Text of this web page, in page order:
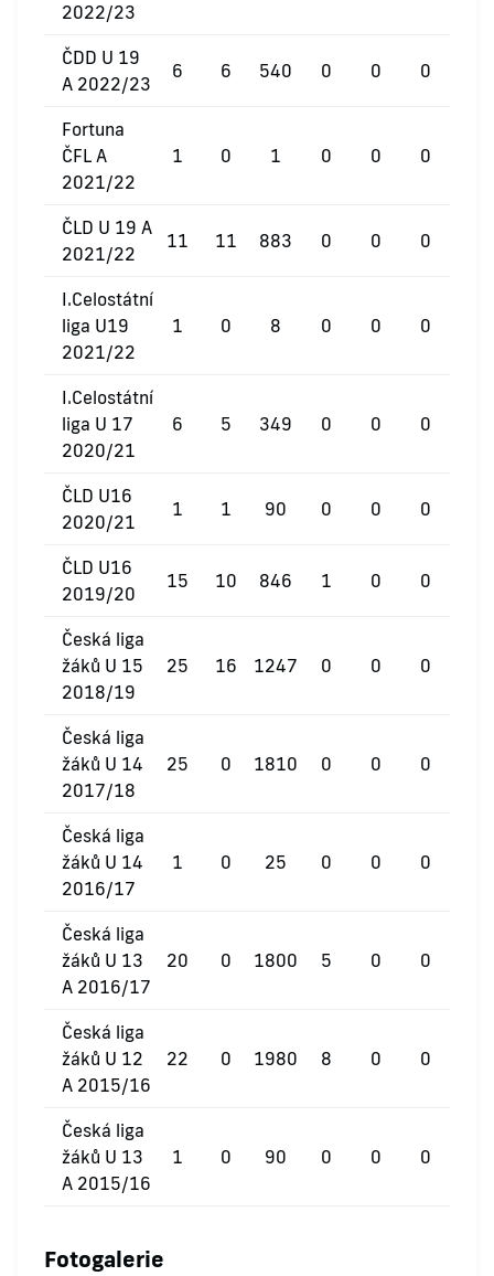
2022/23
ČDD U 19
A 2022/23
6 6 540 0 0 0
Fortuna
ČFL A
2021/22
1 0 1 0 0 0
ČLD U 19 A
2021/22
11 11 883 0 0 0
I.Celostátní
liga U19
2021/22
1 0 8 0 0 0
I.Celostátní
liga U 17
2020/21
6 5 349 0 0 0
ČLD U16
2020/21
1 1 90 0 0 0
ČLD U16
2019/20
15 10 846 1 0 0
Česká liga
žáků U 15
2018/19
25 16 1247 0 0 0
Česká liga
žáků U 14
2017/18
25 0 1810 0 0 0
Česká liga
žáků U 14
2016/17
1 0 25 0 0 0
Česká liga
žáků U 13
A 2016/17
20 0 1800 5 0 0
Česká liga
žáků U 12
A 2015/16
22 0 1980 8 0 0
Česká liga
žáků U 13
A 2015/16
1 0 90 0 0 0
Fotogalerie